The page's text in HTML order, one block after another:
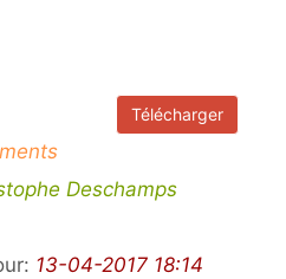
Télécharger
Deschamps
13-04-2017 18:14